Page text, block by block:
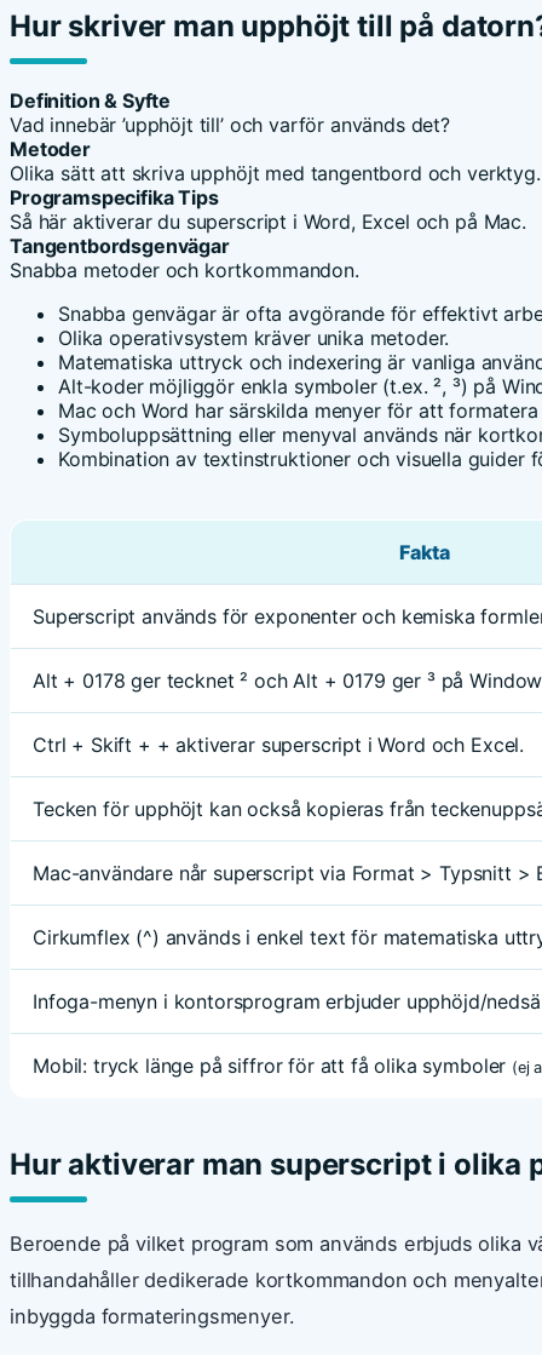
Hur skriver man upphöjt till på
Definition & Syfte
Vad innebär ’upphöjt till’ och varför används det?
Metoder
Olika sätt att skriva upphöjt med tangentbord och verktyg.
Programspecifika Tips
Så här aktiverar du superscript i Word, Excel och på Mac.
Tangentbordsgenvägar
Snabba metoder och kortkommandon.
Snabba genvägar är ofta avgörande för effektivt
Olika operativsystem kräver unika metoder.
Matematiska uttryck och indexering är vanliga
Alt-koder möjliggör enkla symboler (t.ex. ², ³) på
Mac och Word har särskilda menyer för att
Symboluppsättning eller menyval används när
Kombination av textinstruktioner och visuella guider
Fakta
Superscript används för exponenter och kemiska
Alt + 0178 ger tecknet ² och Alt + 0179 ger ³ på
Ctrl + Skift + + aktiverar superscript i Word och Excel.
Tecken för upphöjt kan också kopieras från
Mac-användare når superscript via Format > Typsnitt >
Cirkumflex (^) används i enkel text för matematiska
Infoga-menyn i kontorsprogram erbjuder upphöjd/
Mobil: tryck länge på siffror för att få olika symboler (ej
Hur aktiverar man superscript i olika
Beroende på vilket program som används erbjuds olika
tillhandahåller dedikerade kortkommandon och
inbyggda formateringsmenyer.